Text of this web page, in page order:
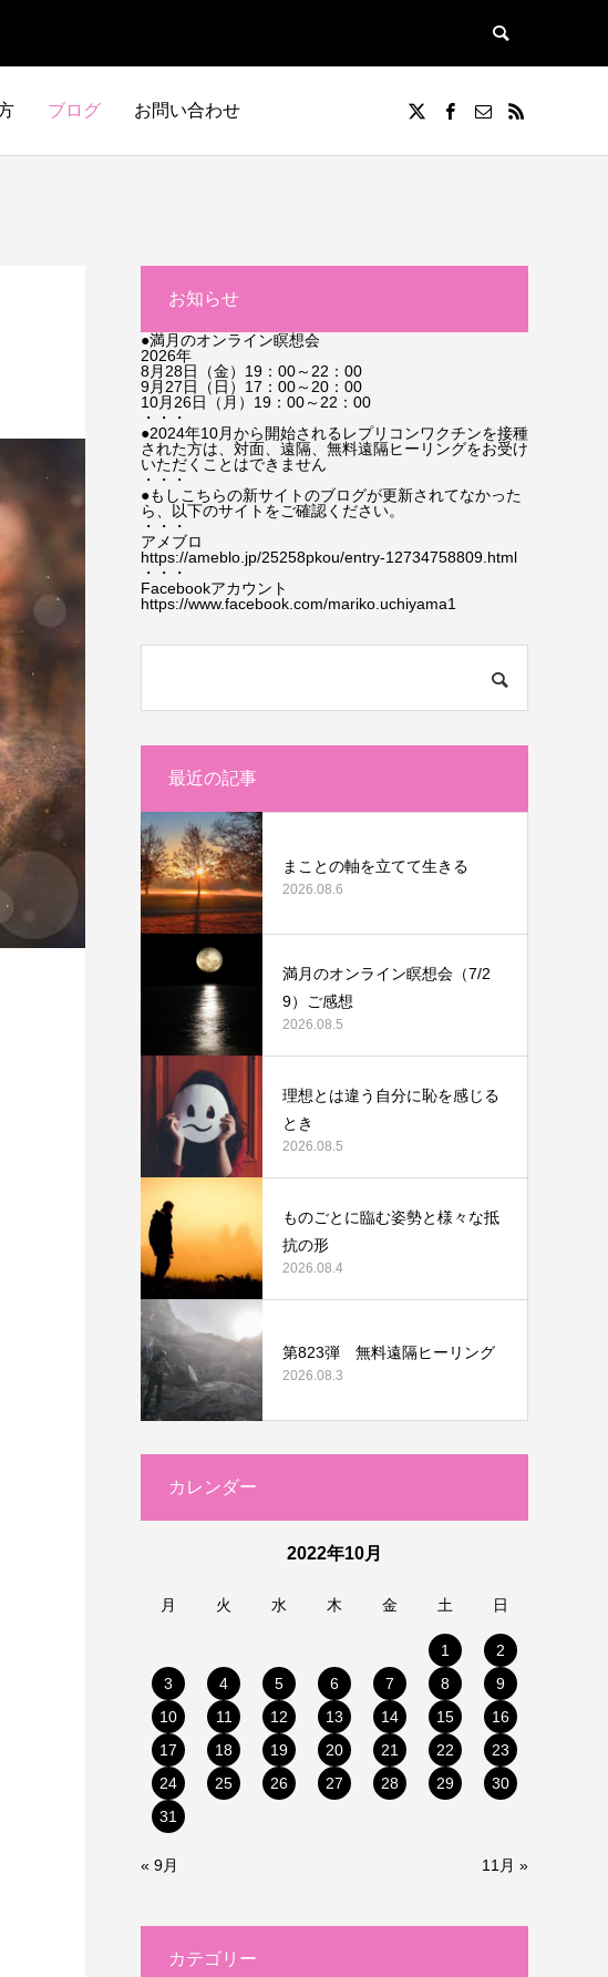
ブログ お問い合わせ
お知らせ
●満月のオンライン瞑想会
2026年
8月28日（金）19：00～22：00
9月27日（日）17：00～20：00
10月26日（月）19：00～22：00
・・・
●2024年10月から開始されるレプリコンワクチンを接種
された方は、対面、遠隔、無料遠隔ヒーリングをお受け
いただくことはできません
・・・
●もしこちらの新サイトのブログが更新されてなかった
ら、以下のサイトをご確認ください。
・・・
アメブロ
https://ameblo.jp/25258pkou/entry-12734758809.html
・・・
Facebookアカウント
https://www.facebook.com/mariko.uchiyama1
最近の記事
まことの軸を立てて生きる
2026.08.6
満月のオンライン瞑想会（7/2
9）ご感想
2026.08.5
理想とは違う自分に恥を感じる
とき
2026.08.5
ものごとに臨む姿勢と様々な抵
抗の形
2026.08.4
第823弾 無料遠隔ヒーリング
2026.08.3
カレンダー
2022年10月
月 火 水 木 金 土 日
1
2
3
4 5 6 7 8
9
10
11 12 13 14 15
16
17
18 19 20 21 22
23
24
25 26 27 28 29
30
31
« 9月 11月 »
カテゴリー